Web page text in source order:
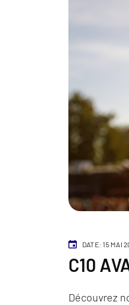
DATE: 15 MAI
C10
Découvrez